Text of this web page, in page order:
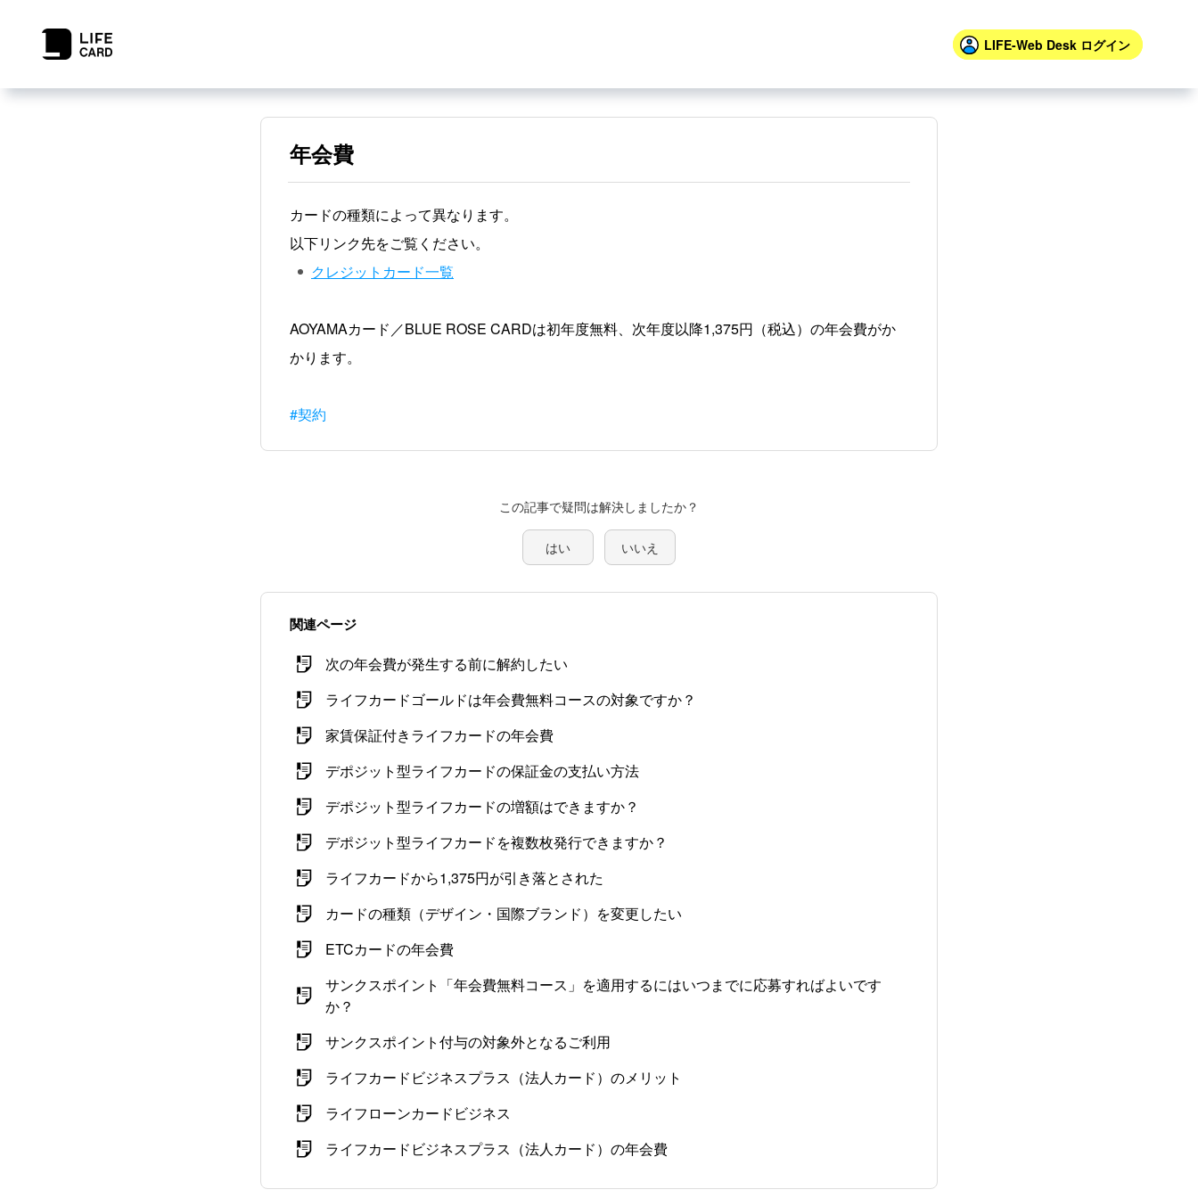
LIFE-Web Desk ログイン
年会費
カードの種類によって異なります。
以下リンク先をご覧ください。
クレジットカード一覧
AOYAMAカード／BLUE ROSE CARDは初年度無料、次年度以降1,375円（税込）の年会費がか
かります。
#契約
この記事で疑問は解決しましたか？
はい いいえ
関連ページ
次の年会費が発生する前に解約したい
ライフカードゴールドは年会費無料コースの対象ですか？
家賃保証付きライフカードの年会費
デポジット型ライフカードの保証金の支払い方法
デポジット型ライフカードの増額はできますか？
デポジット型ライフカードを複数枚発行できますか？
ライフカードから1,375円が引き落とされた
カードの種類（デザイン・国際ブランド）を変更したい
ETCカードの年会費
サンクスポイント「年会費無料コース」を適用するにはいつまでに応募すればよいです
か？
サンクスポイント付与の対象外となるご利用
ライフカードビジネスプラス（法人カード）のメリット
ライフローンカードビジネス
ライフカードビジネスプラス（法人カード）の年会費